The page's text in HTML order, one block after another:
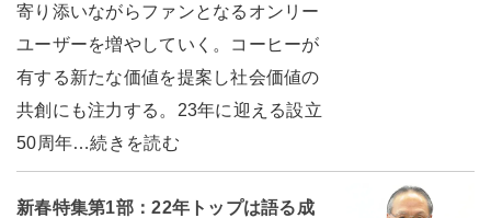
寄り添いながらファンとなるオンリー
ユーザーを増やしていく。コーヒーが
有する新たな価値を提案し社会価値の
共創にも注力する。23年に迎える設立
50周年…続きを読む
新春特集第1部：22年トップは語る成